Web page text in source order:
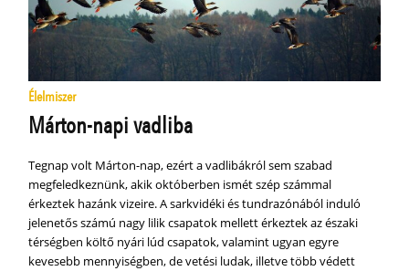
Élelmiszer
Márton-napi vadliba
Tegnap volt Márton-nap, ezért a vadlibákról sem szabad
megfeledkeznünk, akik októberben ismét szép számmal
érkeztek hazánk vizeire. A sarkvidéki és tundrazónából induló
jelenetős számú nagy lilik csapatok mellett érkeztek az északi
térségben költő nyári lúd csapatok, valamint ugyan egyre
kevesebb mennyiségben, de vetési ludak, illetve több védett